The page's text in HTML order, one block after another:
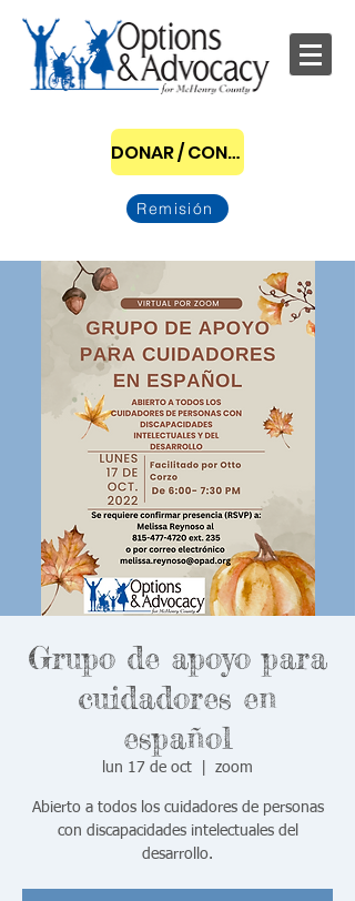
DONAR / CONVERTIRSE EN PATROCINADOR
Remisión
Grupo de apoyo para
cuidadores en
español
lun 17 de oct zoom
Abierto a todos los cuidadores de personas
con discapacidades intelectuales del
desarrollo.